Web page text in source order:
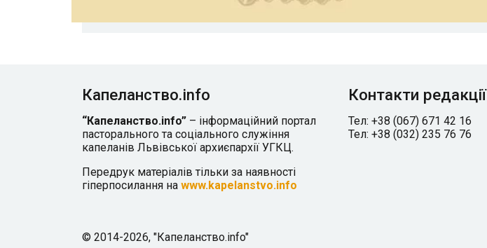
Капеланство.info
“Капеланство.info” – інформаційний портал
пасторального та соціального служіння
капеланів Львівської архиєпархії УГКЦ.
Передрук матеріалів тільки за наявності
гіперпосилання на www.kapelanstvo.info
Контакти редакції
Тел: +38 (067) 671 42 16
Тел: +38 (032) 235 76 76
© 2014-2026, "Капеланство.info"